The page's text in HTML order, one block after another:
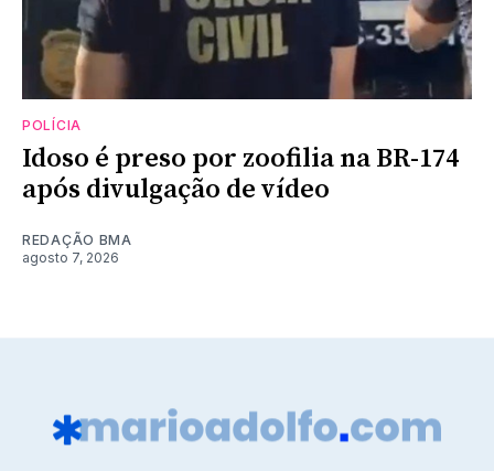
POLÍCIA
Idoso é preso por zoofilia na BR-174
após divulgação de vídeo
REDAÇÃO BMA
agosto 7, 2026